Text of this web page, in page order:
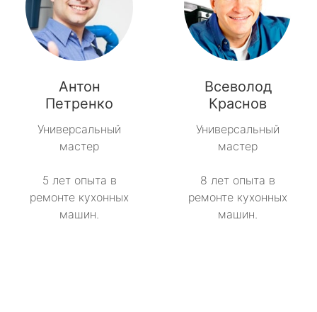
Антон
Петренко
Универсальный
мастер
5 лет опыта в
ремонте кухонных
машин.
Всеволод
Краснов
Универсальный
мастер
8 лет опыта в
ремонте кухонных
машин.